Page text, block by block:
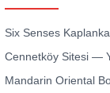
Six Senses
Cennetköy Sitesi —
Mandarin Oriental